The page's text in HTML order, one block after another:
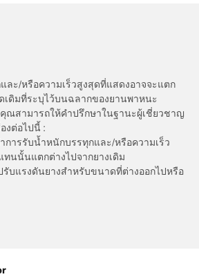
ละ/หรือความเร็วสูงสุดที่แสดงอาจจะแตก
เดิมที่ระบุไว้บนฉลากของยานพาหนะ
ณสามารถให้คำปรึกษาในฐานะผู้เชี่ยวชาญ
งต่อไปนี้ :
การรับน้ำหนักบรรทุกและ/หรือความเร็ว
ทนนั้นแตกต่างไปจากยางเดิม
รับแรงดันยางสำหรับขนาดที่ต่างออกไปหรือ